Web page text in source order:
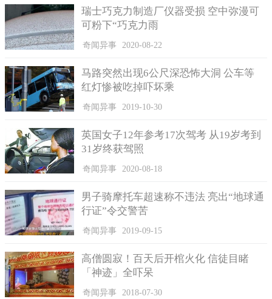
从后方追，最后车子撞上分隔岛才停了下来，但损失可十分惨
重。至于肇事的汽车驾驶，竟趁骑士追车之际偷偷落跑，被其他
目睹民众开车追上，最后把人拦下。
机车最后撞上分隔岛停下来了，但车头也毁损严重。
车骑士是握住左边把手，车子怎么会爆冲呢？」对于这样的疑
问，有网友提出看法，「油门线卡住了！」但有不少人看完后却
这样说「对不起我笑了！」
瑞士巧克力制造厂仪器受损 空中弥漫可
可粉下“巧克力雨
奇闻异事 2020-08-22
马路突然出现6公尺深恐怖大洞 公车等
红灯惨被吃掉吓坏乘
奇闻异事 2019-10-30
英国女子12年参考17次驾考 从19岁考到
31岁终获驾照
奇闻异事 2020-08-18
男子骑摩托车超速称不违法 亮出“地球通
行证”令交警苦
奇闻异事 2019-09-15
高僧圆寂！百天后开棺火化 信徒目睹
「神迹」全吓呆
奇闻异事 2018-07-30